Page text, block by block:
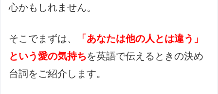
心かもしれません。
そこでまずは、
「あなたは他の人とは違う」
という愛の気持ちを英語で伝えるときの決め
台詞をご紹介します。